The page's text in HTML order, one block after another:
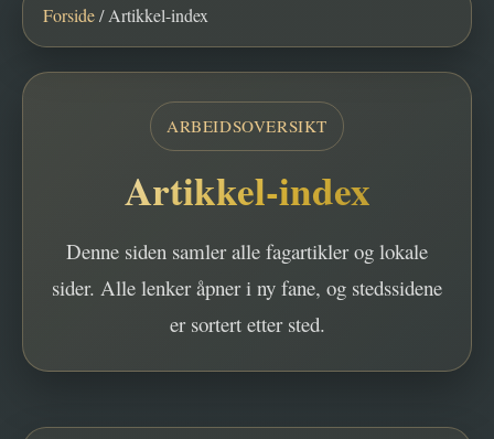
Forside/ Artikkel-index
ARBEIDSOVERSIKT
Artikkel-index
Denne siden samler alle fagartikler og lokale
sider. Alle lenker åpner i ny fane, og stedssidene
er sortert etter sted.